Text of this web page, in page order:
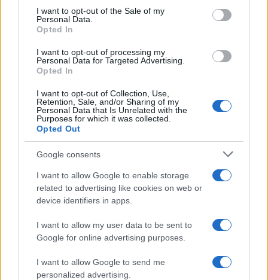
consent section.
I want to opt-out of the Sale of my
Personal Data.
Opted In
I want to opt-out of processing my
Personal Data for Targeted Advertising.
Opted In
I want to opt-out of Collection, Use,
Retention, Sale, and/or Sharing of my
Personal Data that Is Unrelated with the
Purposes for which it was collected.
Opted Out
Google consents
I want to allow Google to enable storage
related to advertising like cookies on web or
device identifiers in apps.
I want to allow my user data to be sent to
Google for online advertising purposes.
I want to allow Google to send me
personalized advertising.
ICA Milano presenta mostre, concerti e letture per
l’autunno 2026
Matteo Pellegrino · 6 Ago 2026
NEWS E ATTUALITÀ